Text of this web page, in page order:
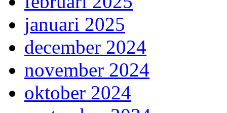
januari 2025
december 2024
november 2024
oktober 2024